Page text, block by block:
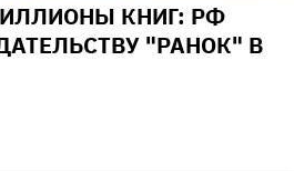
КНИГ: РФ
"РАНОК" В